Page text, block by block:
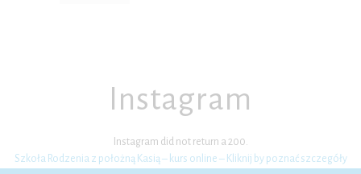
Instagram
Instagram did not return a 200.
Szkoła Rodzenia z położną Kasią – kurs online – Kliknij by poznać szczegóły